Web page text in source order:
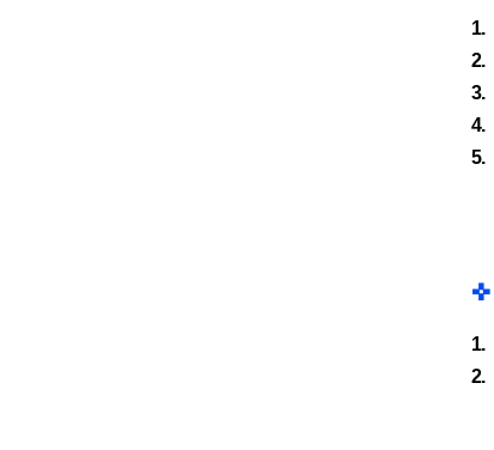
1.
2.
3.
4.
5.
✜︎
1.
2.